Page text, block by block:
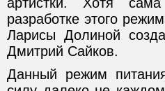
разработке этого
Ларисы Долиной
Дмитрий Сайков.
Данный режим